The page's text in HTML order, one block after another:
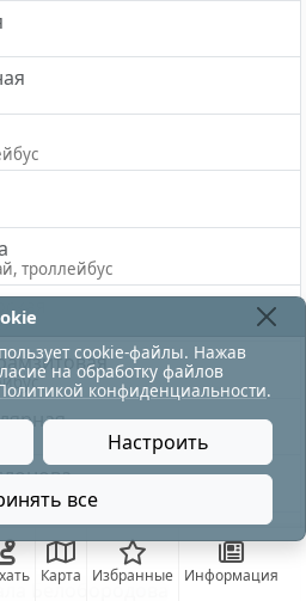
Карта Избранные Информация
троллейбус
Белобородова
cookie-файлы. Нажав
на обработку файлов
конфиденциальности.
Настроить
все